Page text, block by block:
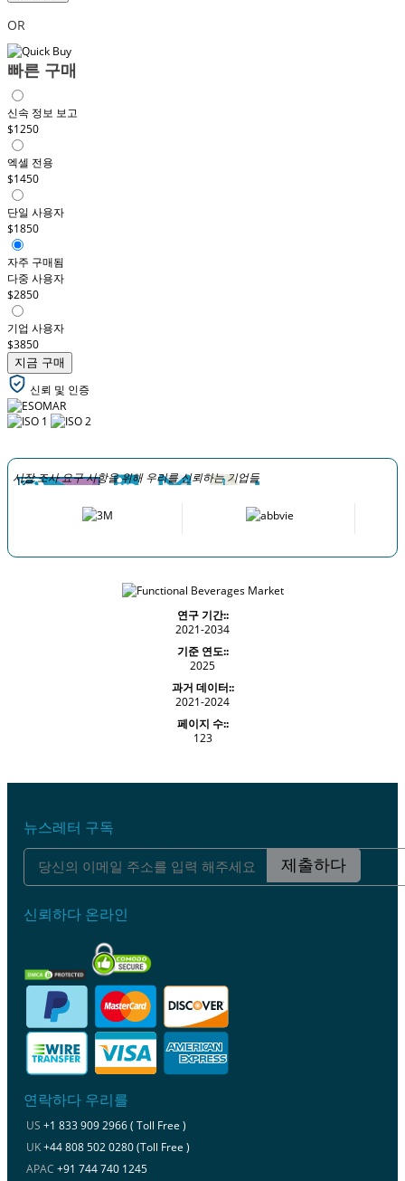
OR
빠른 구매
신속 정보 보고
$1250
엑셀 전용
$1450
단일 사용자
$1850
자주 구매됨
다중 사용자
$2850
기업 사용자
$3850
지금 구매
신뢰 및 인증
시장 조사 요구 사항을 위해 우리를 신뢰하는 기업들
연구 기간::
2021-2034
기준 연도::
2025
과거 데이터::
2021-2024
페이지 수::
123
뉴스레터 구독
제출하다
신뢰하다 온라인
연락하다 우리를
US +1 833 909 2966 ( Toll Free )
UK+44 808 502 0280 (Toll Free )
APAC +91 744 740 1245